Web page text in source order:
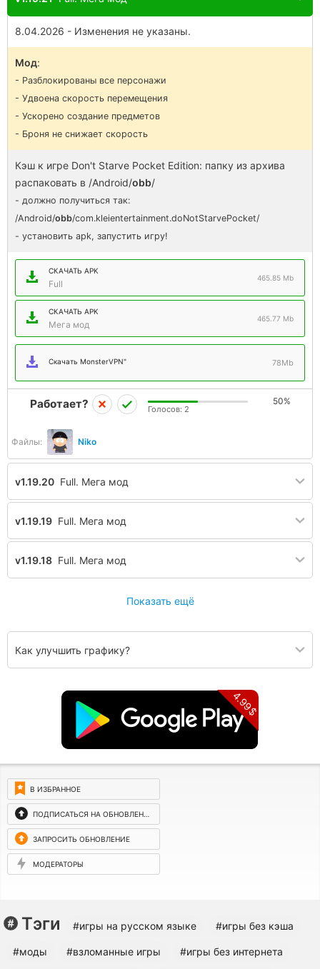
8.04.2026 - Изменения не указаны.
Мод:
- Разблокированы все персонажи
- Удвоена скорость перемещения
- Ускорено создание предметов
- Броня не снижает скорость
Кэш к игре Don't Starve Pocket Edition: папку из архива
распаковать в /Android/obb/
- должно получиться так:
/Android/obb/com.kleientertainment.doNotStarvePocket/
- установить apk, запустить игру!
СКАЧАТЬ APK
Full
465.85 Mb
СКАЧАТЬ APK
Мега мод
465.77 Mb
Скачать MonsterVPN" 78Mb
Файлы: Niko
Работает? 50%
Голосов: 2
v1.19.20 Full. Мега мод
v1.19.19 Full. Мега мод
v1.19.18 Full. Мега мод
Показать ещё
Как улучшить графику?
4.99$
В ИЗБРАННОЕ
ПОДПИСАТЬСЯ НА ОБНОВЛЕНИЯ
ЗАПРОСИТЬ ОБНОВЛЕНИЕ
МОДЕРАТОРЫ
Тэги #игры на русском языке #игры без кэша
#моды #взломанные игры #игры без интернета